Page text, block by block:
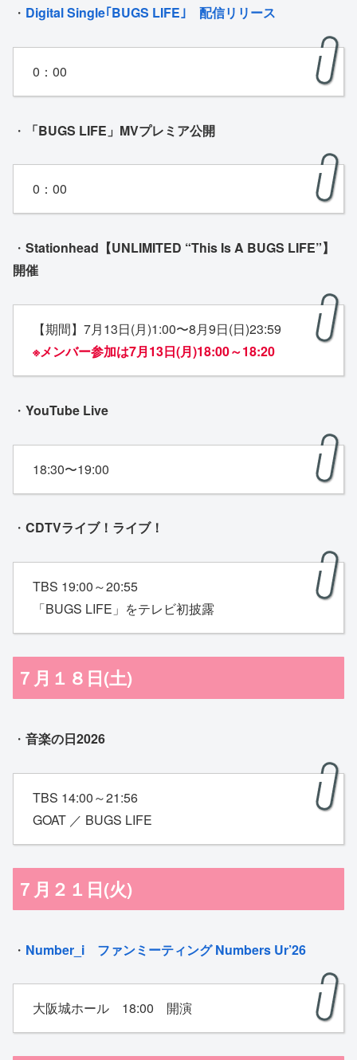
・ Digital Single｢BUGS LIFE｣ 配信リリース
0：00
・ 「BUGS LIFE」MVプレミア公開
0：00
・ Stationhead【UNLIMITED “This Is A BUGS LIFE”】
開催
【期間】7月13日(月)1:00〜8月9日(日)23:59
※メンバー参加は7月13日(月)18:00～18:20
・ YouTube Live
18:30〜19:00
・ CDTVライブ！ライブ！
TBS 19:00～20:55
「BUGS LIFE」をテレビ初披露
７月１８日(土)
・ ⾳楽の⽇2026
TBS 14:00～21:56
GOAT ／ BUGS LIFE
７月２１日(火)
・ Number_i ファンミーティング Numbers Ur’26
大阪城ホール 18:00 開演